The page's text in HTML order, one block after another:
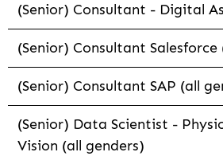
(Senior) Consultant - Digital
(Senior) Consultant Salesforce
(Senior) Consultant SAP (all
(Senior) Data Scientist -
Vision (all genders)